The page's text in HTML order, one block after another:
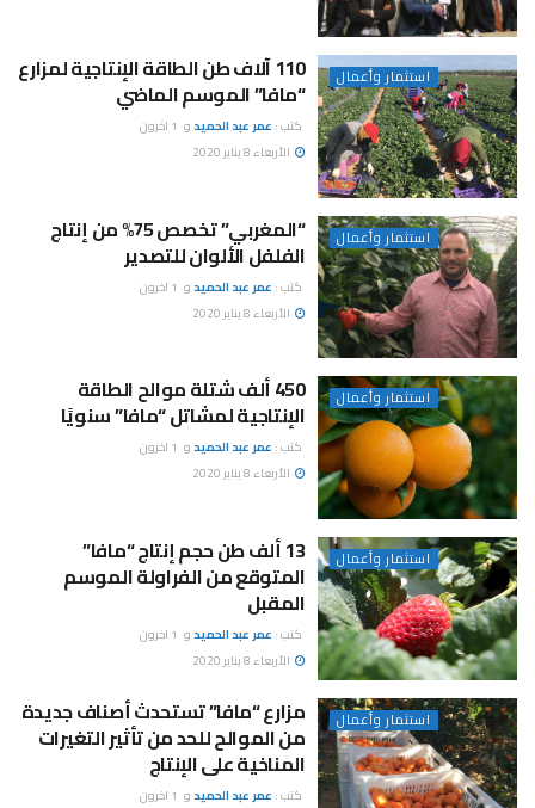
استثمار وأعمال 110 آلاف طن الطاقة الإنتاجية لمزارع
“مافا” الموسم الماضي
كتب : عمر عبد الحميدو 1 اخرون
الأربعاء 8 يناير 2020
استثمار وأعمال “المغربي” تخصص 75% من إنتاج
الفلفل الألوان للتصدير
كتب : عمر عبد الحميدو 1 اخرون
الأربعاء 8 يناير 2020
استثمار وأعمال 450 ألف شتلة موالح الطاقة
الإنتاجية لمشاتل “مافا” سنويًا
كتب : عمر عبد الحميدو 1 اخرون
الأربعاء 8 يناير 2020
استثمار وأعمال 13 ألف طن حجم إنتاج “مافا”
المتوقع من الفراولة الموسم
المقبل
كتب : عمر عبد الحميدو 1 اخرون
الأربعاء 8 يناير 2020
استثمار وأعمال مزارع “مافا” تستحدث أصناف جديدة
من الموالح للحد من تأثير التغيرات
المناخية على الإنتاج
كتب : عمر عبد الحميدو 1 اخرون